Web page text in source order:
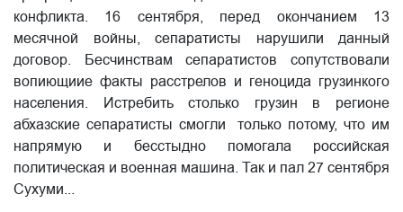
конфликта. 16 сентября, перед окончанием 13
месячной войны, сепаратисты нарушили данный
договор. Бесчинствам сепаратистов сопутствовали
вопиющиие факты расстрелов и геноцида грузинкого
населения. Истребить столько грузин в регионе
абхазские сепаратисты смогли только потому, что им
напрямую и бесстыдно помогала российская
политическая и военная машина. Так и пал 27 сентября
Сухуми...